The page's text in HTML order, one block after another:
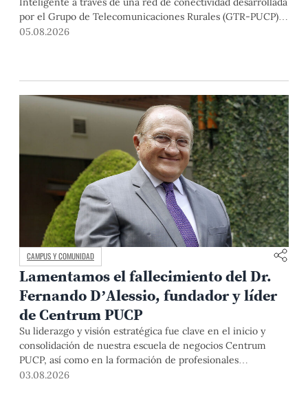
por el Grupo de Telecomunicaciones Rurales (GTR-PUCP)
desde el 2018. En esta nota repasamos cómo ha sido el
05.08.2026
CAMPUS Y COMUNIDAD
Lamentamos el fallecimiento del Dr.
Fernando D’Alessio, fundador y líder
de Centrum PUCP
Su liderazgo y visión estratégica fue clave en el inicio y
consolidación de nuestra escuela de negocios Centrum
PUCP, así como en la formación de profesionales
empresariales comprometidos con el país. Por todo ello,
03.08.2026